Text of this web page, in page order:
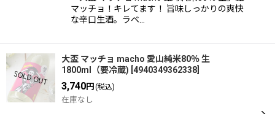
マッチョ！キレてます！ 旨味しっかりの爽快
な辛口生酒。ラベ…
大盃 マッチョ macho 愛山純米80％ 生
1800ml（要冷蔵) 4940349362338
3,740円 (税込)
在庫なし